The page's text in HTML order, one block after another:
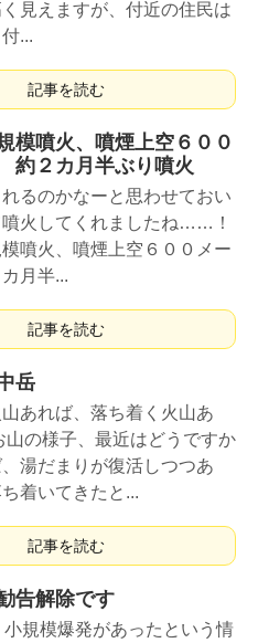
見えますが、付近の住民は
...
記事を読む
模噴火、噴煙上空６００
約２カ月半ぶり噴火
るのかなーと思わせておい
噴火してくれましたね……！
噴火、噴煙上空６００メー
月半...
記事を読む
岳
あれば、落ち着く火山あ
山の様子、最近はどうですか
湯だまりが復活しつつあ
着いてきたと...
記事を読む
告解除です
規模爆発があったという情